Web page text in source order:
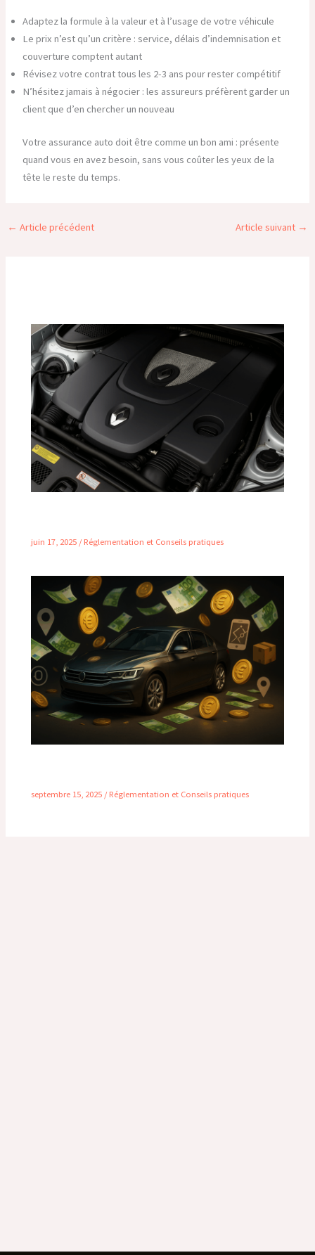
Adaptez la formule à la valeur et à l’usage de votre véhicule
Le prix n’est qu’un critère : service, délais d’indemnisation et
couverture comptent autant
Révisez votre contrat tous les 2-3 ans pour rester compétitif
N’hésitez jamais à négocier : les assureurs préfèrent garder un
client que d’en chercher un nouveau
Votre assurance auto doit être comme un bon ami : présente
quand vous en avez besoin, sans vous coûter les yeux de la
tête le reste du temps.
← Article précédent Article suivant →
juin 17, 2025 / Réglementation et Conseils pratiques
septembre 15, 2025 / Réglementation et Conseils pratiques